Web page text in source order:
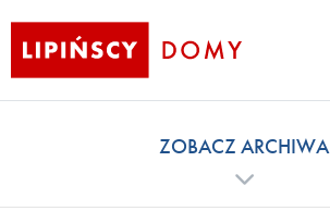
ZOBACZ ARCHIWA